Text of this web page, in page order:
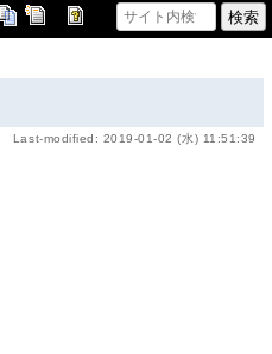
Last-modified: 2019-01-02 (水) 11:51:39